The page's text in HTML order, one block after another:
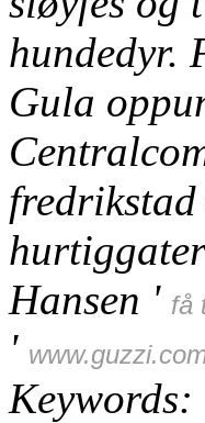
hundedyr.
Gula
Hansen ' få
'
Keywords: